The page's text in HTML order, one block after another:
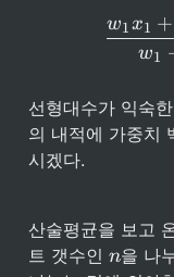
,x_
n ]
w1
w1x1 +
선형대수가 익숙
의 내적에 가중치
시겠다.
산술평균을 보고
트 갯수인 n
n을 나